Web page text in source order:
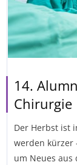
14.
Chirurgie
Der Herbst ist
werden kürzer
um Neues